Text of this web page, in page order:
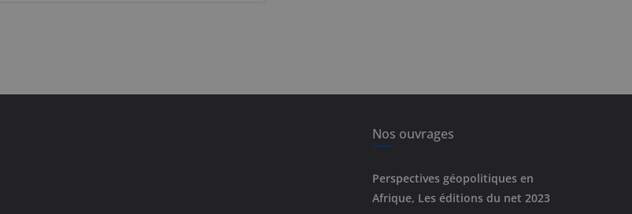
Nos ouvrages
Perspectives géopolitiques en
Afrique, Les éditions du net 2023